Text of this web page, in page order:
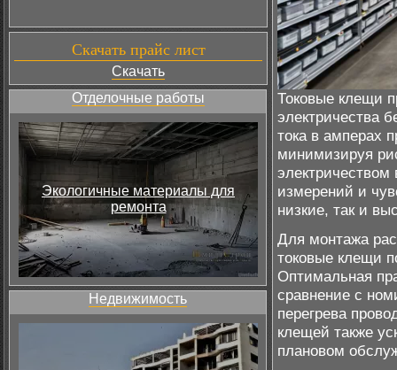
Скачать прайс лист
Скачать
Отделочные работы
Экологичные материалы для
ремонта
Недвижимость
Токовые клещи
электричества
тока в амперах
минимизируя
измерений и
низкие, так и
Для монтажа
токовые клещи
Оптимальная
сравнение с
перегрева
клещей также
плановом